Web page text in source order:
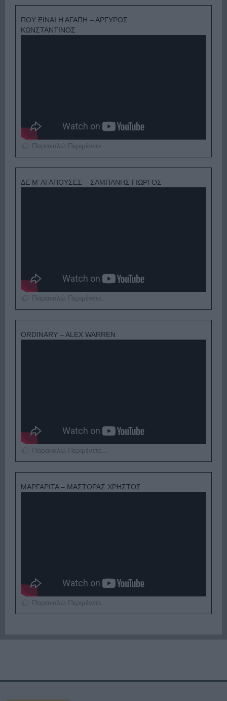
ΠΟΥ ΕΙΝΑΙ Η ΑΓΑΠΗ – ΑΡΓΥΡΟΣ
ΚΩΝΣΤΑΝΤΙΝΟΣ
Παρακαλώ Περιμένετε...
ΔΕ Μ’ ΑΓΑΠΟΥΣΕΣ – ΣΑΜΠΑΝΗΣ ΓΙΩΡΓΟΣ
Παρακαλώ Περιμένετε...
ORDINARY – ALEX WARREN
Παρακαλώ Περιμένετε...
ΜΑΡΓΑΡΙΤΑ – ΜΑΣΤΟΡΑΣ ΧΡΗΣΤΟΣ
Παρακαλώ Περιμένετε...